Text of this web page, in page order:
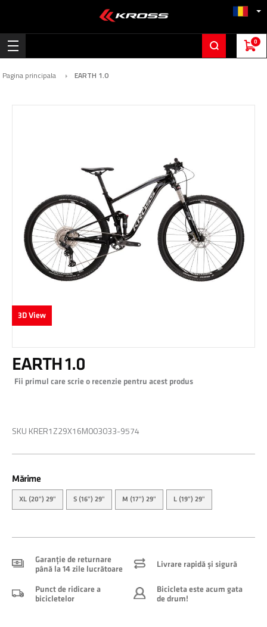
0
Pagina principala EARTH 1.0
3D View
to
the
beginning
gallery
EARTH 1.0
Fii primul care scrie o recenzie pentru acest produs
SKU KRER1Z29X16M003033-9574
Mărime
XL (20") 29" S (16") 29" M (17") 29" L (19") 29"
Garanție de returnare
până la 14 zile lucrătoare
Livrare rapidă și sigură
Punct de ridicare a
bicicletelor
Bicicleta este acum gata
de drum!